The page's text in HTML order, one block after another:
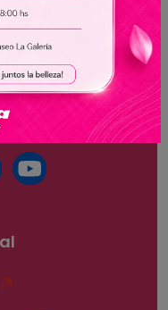
(061) 500-268
- (061) 504-666